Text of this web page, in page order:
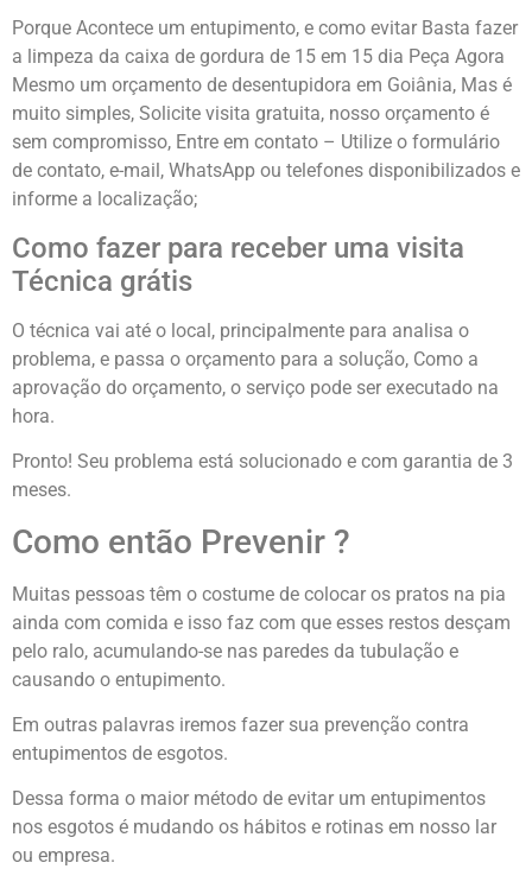
Porque Acontece um entupimento, e como evitar Basta fazer
a limpeza da caixa de gordura de 15 em 15 dia Peça Agora
Mesmo um orçamento de desentupidora em Goiânia, Mas é
muito simples, Solicite visita gratuita, nosso orçamento é
sem compromisso, Entre em contato – Utilize o formulário
de contato, e-mail, WhatsApp ou telefones disponibilizados e
informe a localização;
Como fazer para receber uma visita
Técnica grátis
O técnica vai até o local, principalmente para analisa o
problema, e passa o orçamento para a solução, Como a
aprovação do orçamento, o serviço pode ser executado na
hora.
Pronto! Seu problema está solucionado e com garantia de 3
meses.
Como então Prevenir ?
Muitas pessoas têm o costume de colocar os pratos na pia
ainda com comida e isso faz com que esses restos desçam
pelo ralo, acumulando-se nas paredes da tubulação e
causando o entupimento.
Em outras palavras iremos fazer sua prevenção contra
entupimentos de esgotos.
Dessa forma o maior método de evitar um entupimentos
nos esgotos é mudando os hábitos e rotinas em nosso lar
ou empresa.